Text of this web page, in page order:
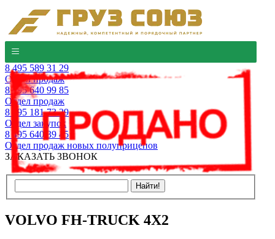
8 495 589 31 29
Отдел продаж
8 495 640 99 85
Отдел продаж
8 495 181 73 29
Отдел закупок
8 495 640 39 45
Отдел продаж новых полуприцепов
ЗАКАЗАТЬ ЗВОНОК
VOLVO FH-TRUCK 4X2